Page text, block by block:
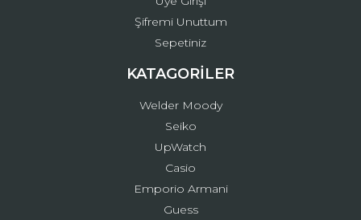
Şifremi Unuttum
Sepetiniz
KATAGORİLER
Welder Moody
Seiko
UpWatch
Casio
Emporio Armani
Guess